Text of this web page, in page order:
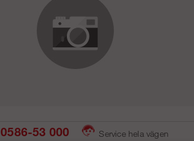
0586-53 000
Service hela vägen